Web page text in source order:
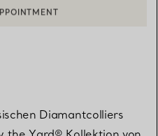
ODER EINEN
Diamantcolliers